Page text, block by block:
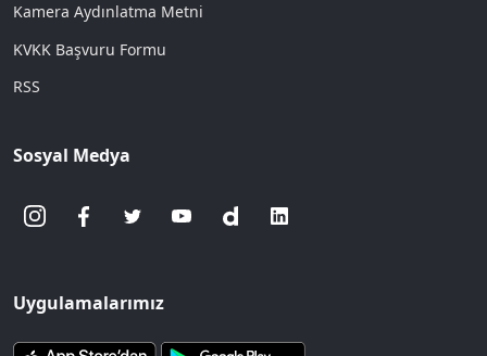
Kamera Aydınlatma Metni
KVKK Başvuru Formu
RSS
Sosyal Medya
Uygulamalarımız